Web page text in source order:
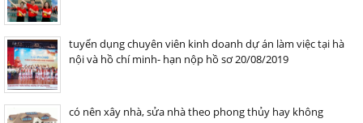
tuyển dụng chuyên viên kinh doanh dự án làm việc tại hà
nội và hồ chí minh- hạn nộp hồ sơ 20/08/2019
có nên xây nhà, sửa nhà theo phong thủy hay không